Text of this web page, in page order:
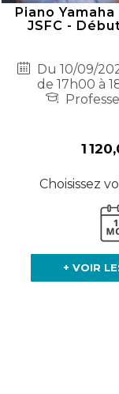
Piano
JSFC -
Du 10/09/
de 17h00 à
1
Choisissez
+ VOIR